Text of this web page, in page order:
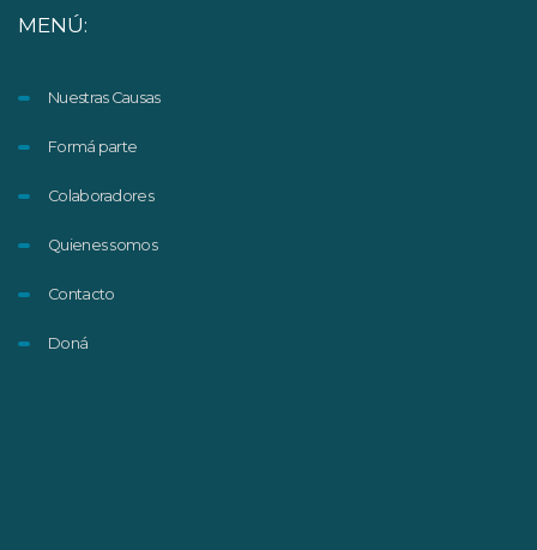
MENÚ:
Nuestras Causas
Formá parte
Colaboradores
Quienes somos
Contacto
Doná